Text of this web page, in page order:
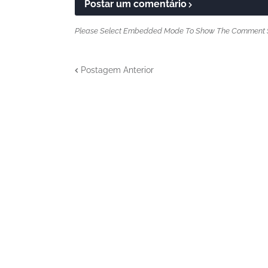
Postar um comentário
Please Select Embedded Mode To Show The Comment
Postagem Anterior